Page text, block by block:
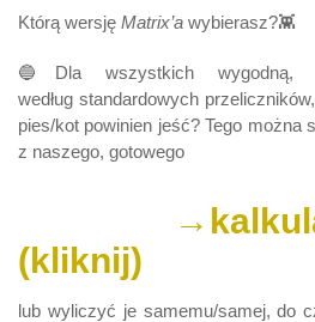
Którą wersję Matrix’a wybierasz?👾
🔵Dla wszystkich
według standardowych
pies/kot powinien jeść? Tego można
z naszego, gotowego
(kliknij)
lub wyliczyć je samemu/samej, do